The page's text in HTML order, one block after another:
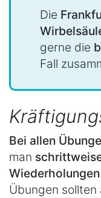
Die
gerne die
Fall
Bei allen
man
Übungen